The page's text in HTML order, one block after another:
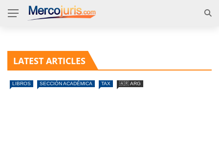
LATEST ARTICLES
LIBROS SECCIÓN ACADÉMICA TAX 🇦🇷 ARG